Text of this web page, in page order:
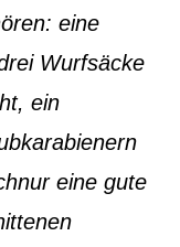
eine
Wurfsäcke
ein
eine gute